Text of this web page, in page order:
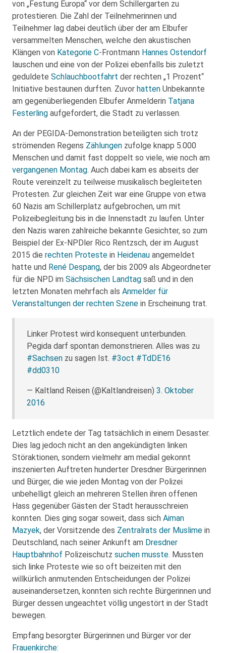
von „Festung Europa“ vor dem Schillergarten zu
protestieren. Die Zahl der Teilnehmerinnen und
Teilnehmer lag dabei deutlich über der am Elbufer
versammelten Menschen, welche den akustischen
Klängen von Kategorie C-Frontmann Hannes Ostendorf
lauschen und eine von der Polizei ebenfalls bis zuletzt
geduldete Schlauchbootfahrt der rechten „1 Prozent“
Initiative bestaunen durften. Zuvor hatten Unbekannte
am gegenüberliegenden Elbufer Anmelderin Tatjana
Festerling aufgefordert, die Stadt zu verlassen.
An der PEGIDA-Demonstration beteiligten sich trotz
strömenden Regens Zählungen zufolge knapp 5.000
Menschen und damit fast doppelt so viele, wie noch am
vergangenen Montag. Auch dabei kam es abseits der
Route vereinzelt zu teilweise musikalisch begleiteten
Protesten. Zur gleichen Zeit war eine Gruppe von etwa
60 Nazis am Schillerplatz aufgebrochen, um mit
Polizeibegleitung bis in die Innenstadt zu laufen. Unter
den Nazis waren zahlreiche bekannte Gesichter, so zum
Beispiel der Ex-NPDler Rico Rentzsch, der im August
2015 die rechten Proteste in Heidenau angemeldet
hatte und René Despang, der bis 2009 als Abgeordneter
für die NPD im Sächsischen Landtag saß und in den
letzten Monaten mehrfach als Anmelder für
Veranstaltungen der rechten Szene in Erscheinung trat.
Linker Protest wird konsequent unterbunden.
Pegida darf spontan demonstrieren. Alles was zu
#Sachsen zu sagen Ist. #3oct #TdDE16
#dd0310
— Kaltland Reisen (@Kaltlandreisen) 3. Oktober
2016
Letztlich endete der Tag tatsächlich in einem Desaster.
Dies lag jedoch nicht an den angekündigten linken
Störaktionen, sondern vielmehr am medial gekonnt
inszenierten Auftreten hunderter Dresdner Bürgerinnen
und Bürger, die wie jeden Montag von der Polizei
unbehelligt gleich an mehreren Stellen ihren offenen
Hass gegenüber Gästen der Stadt herausschreien
konnten. Dies ging sogar soweit, dass sich Aiman
Mazyek, der Vorsitzende des Zentralrats der Muslime in
Deutschland, nach seiner Ankunft am Dresdner
Hauptbahnhof Polizeischutz suchen musste. Mussten
sich linke Proteste wie so oft beizeiten mit den
willkürlich anmutenden Entscheidungen der Polizei
auseinandersetzen, konnten sich rechte Bürgerinnen und
Bürger dessen ungeachtet völlig ungestört in der Stadt
bewegen.
Empfang besorgter Bürgerinnen und Bürger vor der
Frauenkirche: